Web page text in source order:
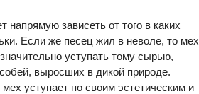
напрямую зависеть от того в каких
Если же песец жил в неволе, то мех
уступать тому сырью,
выросших в дикой природе.
уступает по своим эстетическим и